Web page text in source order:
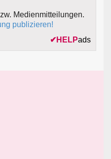
Medienmitteilungen.
publizieren!
✔ HELPads